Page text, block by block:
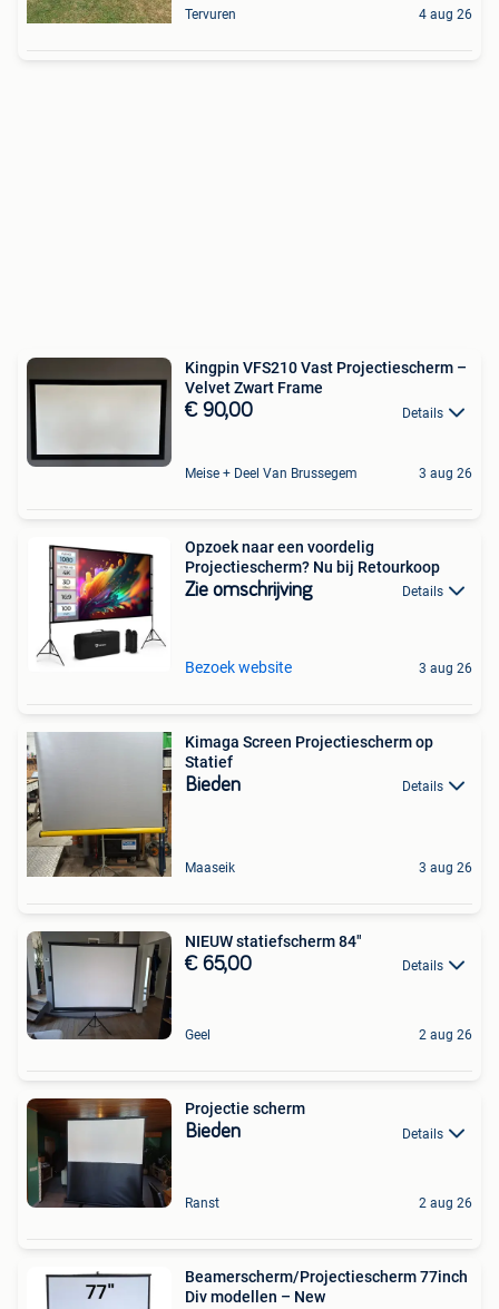
Tervuren 4 aug 26
Kingpin VFS210 Vast Projectiescherm –
Velvet Zwart Frame
€ 90,00 Details
Meise + Deel Van Brussegem 3 aug 26
Opzoek naar een voordelig
Projectiescherm? Nu bij Retourkoop
Zie omschrijving Details
Bezoek website 3 aug 26
Kimaga Screen Projectiescherm op
Statief
Bieden Details
Maaseik 3 aug 26
NIEUW statiefscherm 84"
€ 65,00 Details
Geel 2 aug 26
Projectie scherm
Bieden Details
Ranst 2 aug 26
Beamerscherm/Projectiescherm 77inch
Div modellen – New